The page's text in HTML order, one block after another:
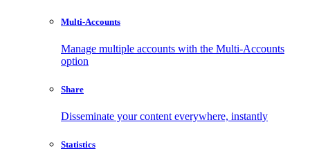
Multi-Accounts
Manage multiple accounts with the Multi-Accounts
option
Share
Disseminate your content everywhere, instantly
Statistics